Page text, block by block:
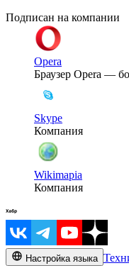
Подписан на компании
Opera
Браузер Opera —
Skype
Компания
Wikimapia
Компания
Настройка языка